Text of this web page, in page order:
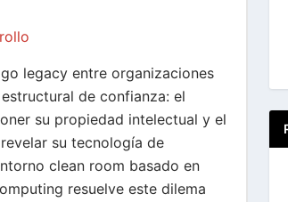
legacy entre organizaciones
de confianza: el
su propiedad intelectual y el
su tecnología de
clean room basado en
resuelve este dilema